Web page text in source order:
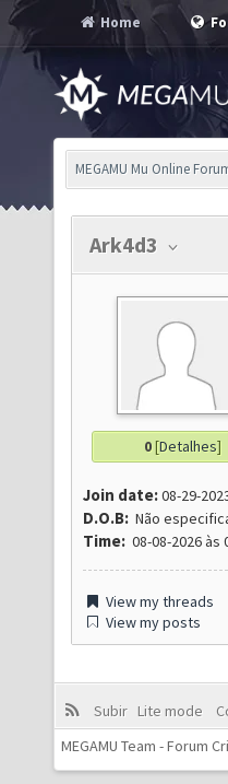
Home
MEGAMU Mu Online
Ark4d3
0[Detalhes]
Join date:08-29-
D.O.B: Não
Time: 08-08-2026 às
View my threads
View my posts
Subir Lite mode
MEGAMU Team - Forum